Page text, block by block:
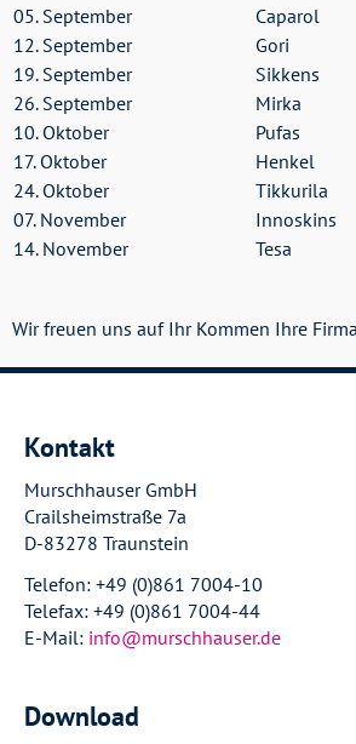
05. September
Caparol
12. September
Gori
19. September
Sikkens
26. September
Mirka
10. Oktober
Pufas
17. Oktober
Henkel
24. Oktober
Tikkurila
07. November
Innoskins
14. November
Tesa
Wir freuen uns auf Ihr Kommen Ihre
Kontakt
Murschhauser GmbH
Crailsheimstraße 7a
D-83278 Traunstein
Telefon: +49 (0)861 7004-10
Telefax: +49 (0)861 7004-44
E-Mail: info@murschhauser.de
Download